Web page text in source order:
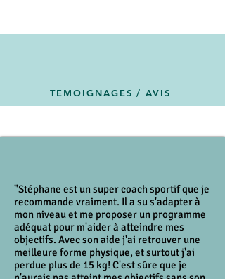
TEMOIGNAGES / AVIS
"Stéphane est un super coach sportif que je
recommande vraiment. Il a su s'adapter à
mon niveau et me proposer un programme
adéquat pour m'aider à atteindre mes
objectifs. Avec son aide j'ai retrouver une
meilleure forme physique, et surtout j'ai
perdue plus de 15 kg! C'est sûre que je